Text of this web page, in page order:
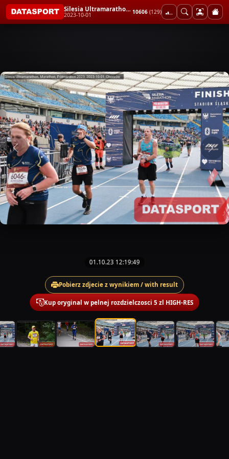
Silesia Ultramarathon, Marathon, Półmaraton 2023
2023-10-01 10606 (129)
01.10.23 12:19:49
Pobierz zdjecie z wynikiem / with result
Kup oryginal w pelnej rozdzielczosci 5 zl HIGH-RES